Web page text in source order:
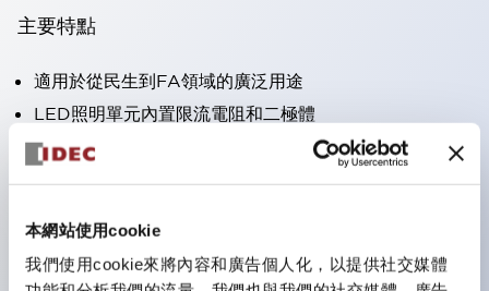
本網站使用cookie
我們使用cookie來將內容和廣告個人化，以提供社交媒體
主要特點
適用於從民生到FA領域的廣泛用途
LED照明單元內置限流電阻和二極體
防護結構具備IP40和IP65等級。（IEC 60529）
獲得UL・CSA認證。符合EN（歐洲）標準。 獲得CCC
可使用專用配件輕鬆更換為Φ22閃光輪廓